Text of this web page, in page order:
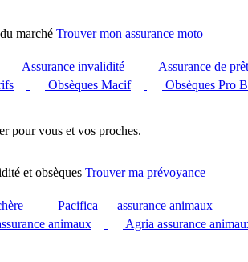
marché Trouver mon assurance moto
Assurance invalidité
Assurance de prêt
Obsèques Macif Obsèques Pro
pour vous et vos proches.
et obsèques Trouver ma prévoyance
Pacifica — assurance animaux
animaux Agria assurance